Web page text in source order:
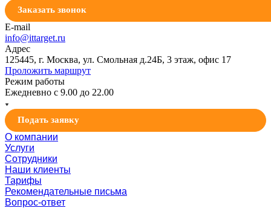
Заказать звонок
E-mail
info@ittarget.ru
Адрес
125445, г. Москва, ул. Смольная д.24Б, 3 этаж, офис 17
Проложить маршрут
Режим работы
Ежедневно с 9.00 до 22.00
Подать заявку
О компании
Услуги
Сотрудники
Наши клиенты
Тарифы
Рекомендательные письма
Вопрос-ответ